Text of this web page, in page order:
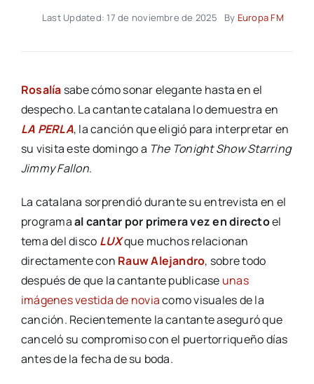
Last Updated: 17 de noviembre de 2025 By Europa FM
Rosalía sabe cómo sonar elegante hasta en el
despecho. La cantante catalana lo demuestra en
LA PERLA, la canción que eligió para interpretar en
su visita este domingo a The Tonight Show Starring
Jimmy Fallon.
La catalana sorprendió durante su entrevista en el
programaal cantar por primera vez en directoel
tema del disco LUXque muchos relacionan
directamente con Rauw Alejandro, sobre todo
después de que la cantante publicase unas
imágenes vestida de noviacomo visuales de la
canción. Recientemente la cantante aseguró que
canceló su compromiso con el puertorriqueño días
antes de la fecha de su boda.